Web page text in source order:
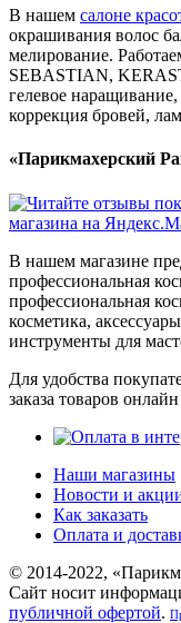
В нашем салоне
окрашивания волос
мелирование.
SEBASTIAN,
гелевое
коррекция бровей,
«Парикмахерский
В нашем магазине
профессиональная
профессиональная
косметика,
инструменты для
Для удобства
заказа товаров
Наши магазины
Новости и
Как заказать
Оплата и
© 2014-2022,
Cайт носит
публичной офертой.